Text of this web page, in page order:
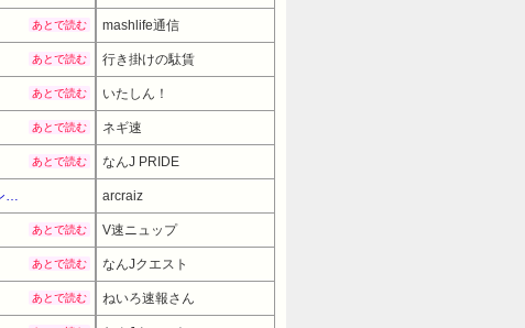
あとで読む mashlife通信
あとで読む 行き掛けの駄賃
あとで読む いたしん！
あとで読む ネギ速
あとで読む なんJ PRIDE
【暮らし応援サマーSale】【10%OFF！】 CICINELL ミーティングチェア 会議椅子 スタッキング 軽量 メッシュ ループ脚 ワークチェア 休憩室 ブラック arcraiz
あとで読む V速ニュップ
あとで読む なんJクエスト
あとで読む ねいろ速報さん